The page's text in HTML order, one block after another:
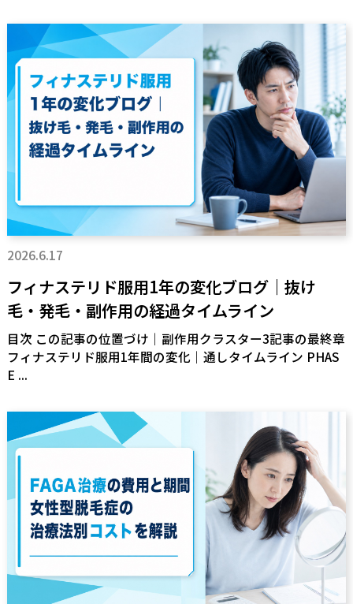
2026.6.17
フィナステリド服用1年の変化ブログ｜抜け
毛・発毛・副作用の経過タイムライン
目次 この記事の位置づけ｜副作用クラスター3記事の最終章
フィナステリド服用1年間の変化｜通しタイムライン PHAS
E ...